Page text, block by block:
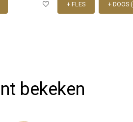
+ FLES + DOOS
bekeken